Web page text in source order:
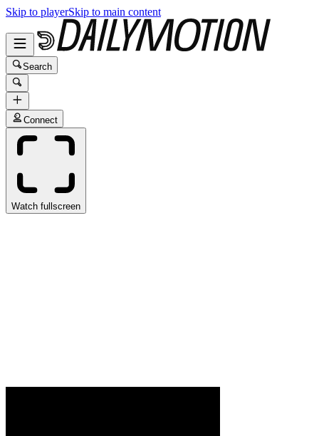
Skip to playerSkip to main content
Search
Connect
Watch fullscreen